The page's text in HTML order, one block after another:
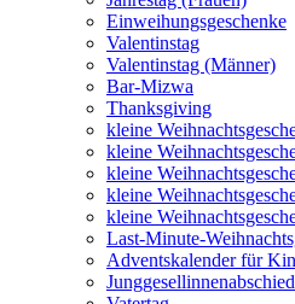
Einweihungsgeschenke
Valentinstag
Valentinstag (Männer)
Bar-Mizwa
Thanksgiving
kleine
kleine
kleine
kleine
kleine
Last-Minute-
Adventskalender für
Junggesellinnenabschied